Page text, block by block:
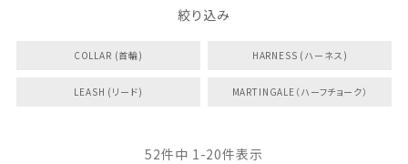
絞り込み
COLLAR (首輪) HARNESS (ハーネス)
LEASH (リード) MARTINGALE（ハーフチョーク）
52件中 1-20件表示